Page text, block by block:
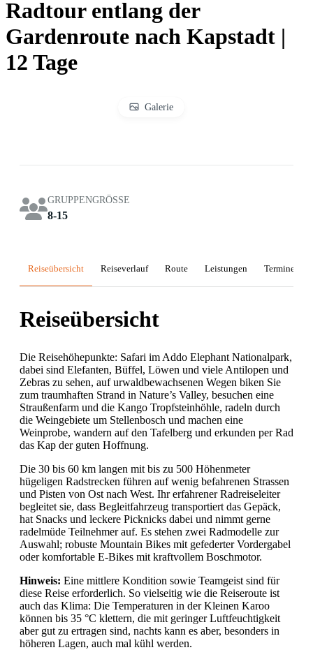
Radtour entlang der
Gardenroute nach Kapstadt |
12 Tage
Galerie
GRUPPENGRÖSSE
8-15
Reiseübersicht Reiseverlauf Route Leistungen Termine &
Reiseübersicht
Die Reisehöhepunkte: Safari im Addo Elephant Nationalpark,
dabei sind Elefanten, Büffel, Löwen und viele Antilopen und
Zebras zu sehen, auf urwaldbewachsenen Wegen biken Sie
zum traumhaften Strand in Nature’s Valley, besuchen eine
Straußenfarm und die Kango Tropfsteinhöhle, radeln durch
die Weingebiete um Stellenbosch und machen eine
Weinprobe, wandern auf den Tafelberg und erkunden per Rad
das Kap der guten Hoffnung.
Die 30 bis 60 km langen mit bis zu 500 Höhenmeter
hügeligen Radstrecken führen auf wenig befahrenen Strassen
und Pisten von Ost nach West. Ihr erfahrener Radreiseleiter
begleitet sie, dass Begleitfahrzeug transportiert das Gepäck,
hat Snacks und leckere Picknicks dabei und nimmt gerne
radelmüde Teilnehmer auf. Es stehen zwei Radmodelle zur
Auswahl; robuste Mountain Bikes mit gefederter Vordergabel
oder komfortable E-Bikes mit kraftvollem Boschmotor.
Hinweis: Eine mittlere Kondition sowie Teamgeist sind für
diese Reise erforderlich. So vielseitig wie die Reiseroute ist
auch das Klima: Die Temperaturen in der Kleinen Karoo
können bis 35 °C klettern, die mit geringer Luftfeuchtigkeit
aber gut zu ertragen sind, nachts kann es aber, besonders in
höheren Lagen, auch mal kühl werden.